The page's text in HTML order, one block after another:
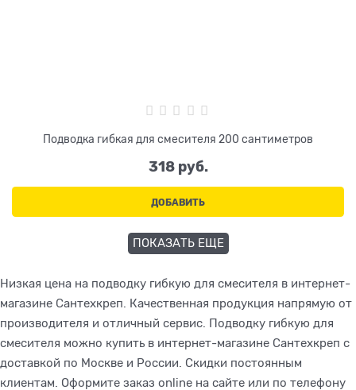
Подводка гибкая для смесителя 200 сантиметров
318 руб.
ДОБАВИТЬ
ПОКАЗАТЬ ЕЩЕ
Низкая цена на подводку гибкую для смесителя в интернет-
магазине Сантехкреп. Качественная продукция напрямую от
производителя и отличный сервис. Подводку гибкую для
смесителя можно купить в интернет-магазине Сантехкреп с
доставкой по Москве и России. Скидки постоянным
клиентам. Оформите заказ online на сайте или по телефону